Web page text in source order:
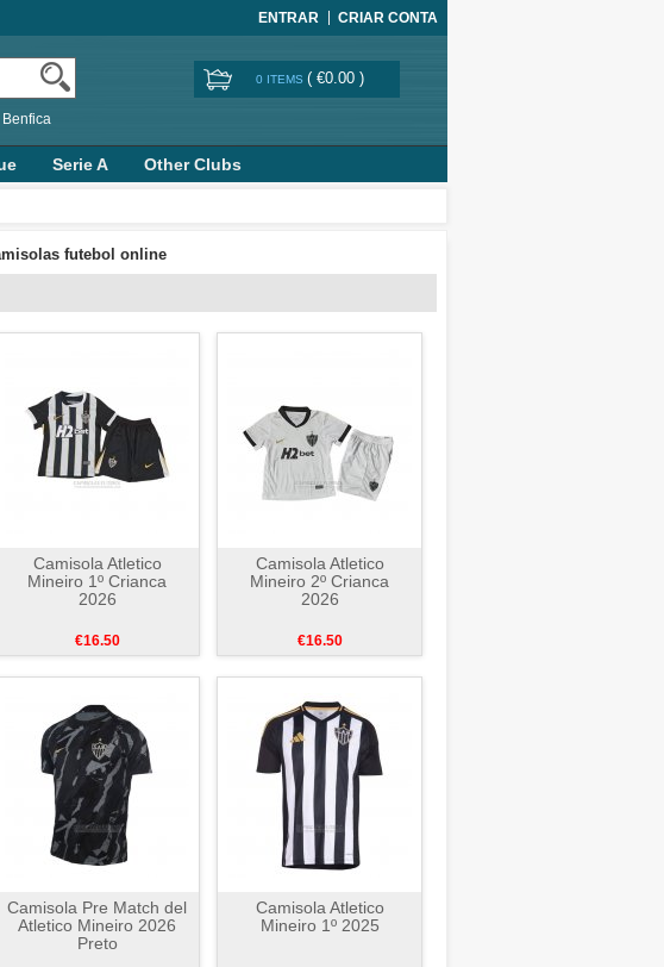
ENTRAR CRIAR CONTA
0 ITEMS ( €0.00 )
Serie A Other Clubs
futebol online
Camisola Atletico
Mineiro 1º Crianca
2026
€16.50
Camisola Atletico
Mineiro 2º Crianca
2026
€16.50
Camisola Pre Match del
Atletico Mineiro 2026
Preto
Camisola Atletico
Mineiro 1º 2025